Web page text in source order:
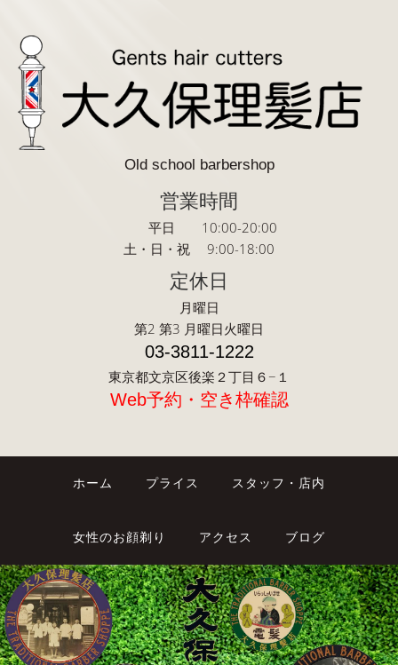
Old school barbershop
営業時間
平日 10:00-20:00
土・日・祝 9:00-18:00
定休日
月曜日
第2 第3 月曜日火曜日
03-3811-1222
東京都文京区後楽２丁目６−１
Web予約・空き枠確認
ホーム プライス スタッフ・店内
女性のお顔剃り アクセス ブログ